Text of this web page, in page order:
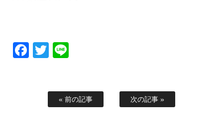
Facebook
Twitter
« 前の記事 次の記事 »